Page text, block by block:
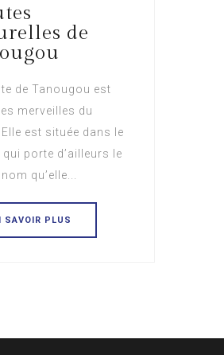
de
de Tanougou est
merveilles du
Elle est située dans le
porte d’ailleurs le
qu’elle...
SAVOIR PLUS